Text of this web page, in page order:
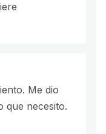
Me dio
que necesito.